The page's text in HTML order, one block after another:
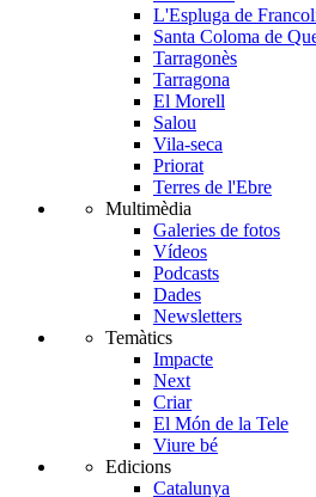
L'Espluga de
Santa Coloma de
Tarragonès
Tarragona
El Morell
Salou
Vila-seca
Priorat
Terres de l'Ebre
Multimèdia
Galeries de fotos
Vídeos
Podcasts
Dades
Newsletters
Temàtics
Impacte
Next
Criar
El Món de la Tele
Viure bé
Edicions
Catalunya